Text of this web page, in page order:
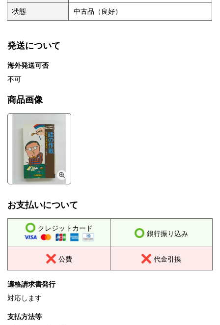
状態 中古品（良好）
発送について
海外発送可否
不可
商品画像
お支払いについて
クレジットカード
銀行振り込み
公費 代金引換
適格請求書発行
対応します
支払方法等